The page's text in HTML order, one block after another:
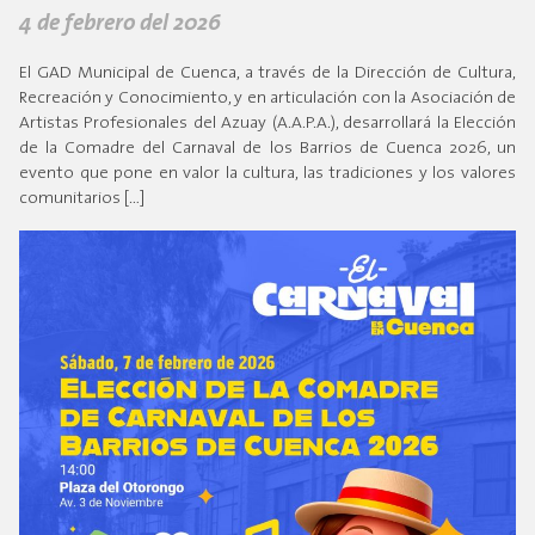
4 de febrero del 2026
El GAD Municipal de Cuenca, a través de la Dirección de Cultura,
Recreación y Conocimiento, y en articulación con la Asociación de
Artistas Profesionales del Azuay (A.A.P.A.), desarrollará la Elección
de la Comadre del Carnaval de los Barrios de Cuenca 2026, un
evento que pone en valor la cultura, las tradiciones y los valores
comunitarios […]